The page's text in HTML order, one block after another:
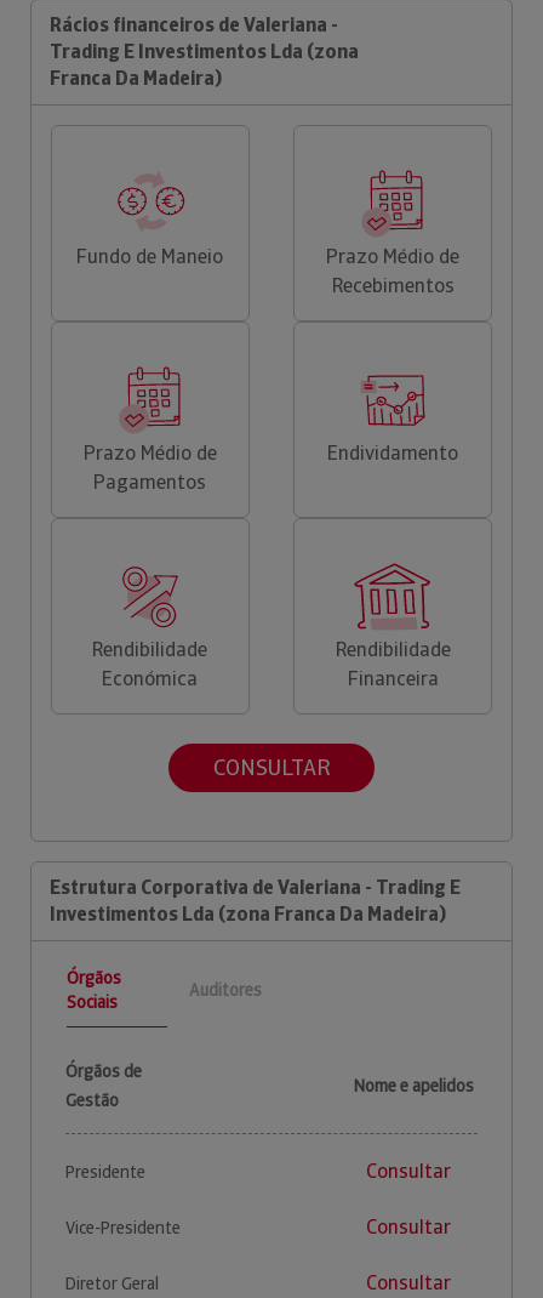
Rácios financeiros de Valeriana -
Trading E Investimentos Lda (zona
Franca Da Madeira)
Fundo de Maneio
Prazo Médio de
Recebimentos
Prazo Médio de
Pagamentos
Endividamento
Rendibilidade
Económica
Rendibilidade
Financeira
CONSULTAR
Estrutura Corporativa de Valeriana - Trading E
Investimentos Lda (zona Franca Da Madeira)
Órgãos
Sociais
Auditores
Órgãos de
Gestão
Nome e apelidos
Presidente Consultar
Vice-Presidente Consultar
Diretor Geral Consultar